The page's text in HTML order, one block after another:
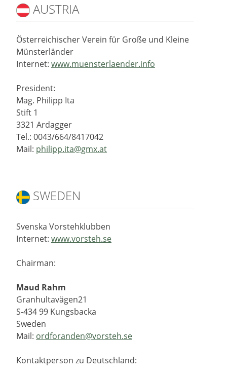
AUSTRIA
Österreichischer Verein für Große und Kleine
Münsterländer
Internet: www.muensterlaender.info
President:
Mag. Philipp Ita
Stift 1
3321 Ardagger
Tel.: 0043/664/8417042
Mail: philipp.ita@gmx.at
SWEDEN
Svenska Vorstehklubben
Internet: www.vorsteh.se
Chairman:
Maud Rahm
Granhultavägen21
S-434 99 Kungsbacka
Sweden
Mail: ordforanden@vorsteh.se
Kontaktperson zu Deutschland: